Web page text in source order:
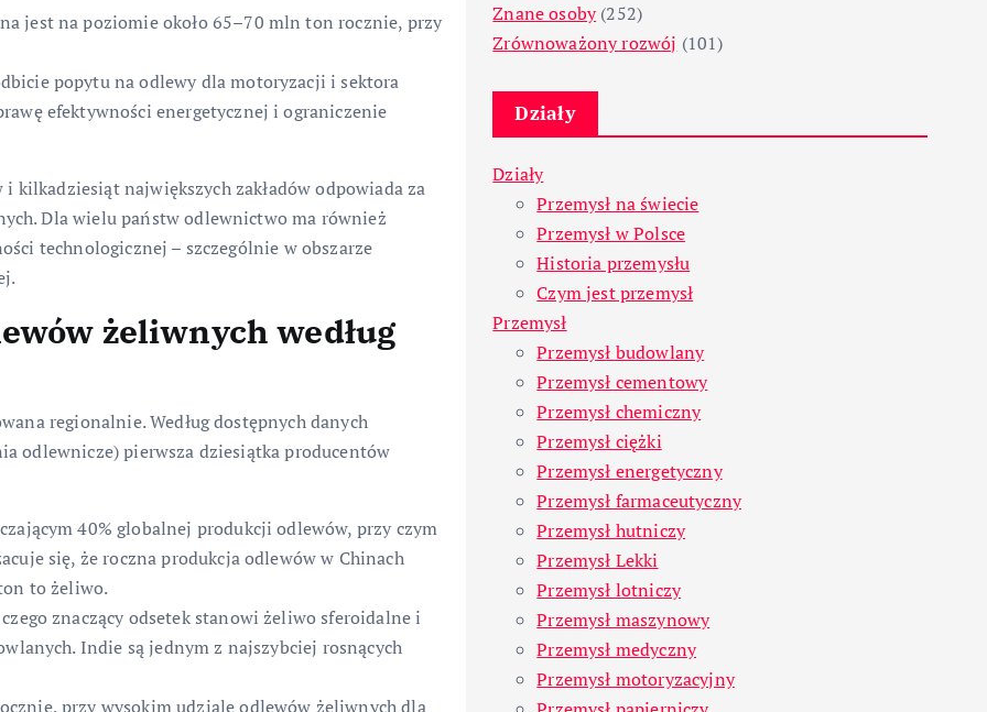
jest na poziomie około 65–70 mln ton rocznie, przy
popytu na odlewy dla motoryzacji i sektora
efektywności energetycznej i ograniczenie
kilkadziesiąt największych zakładów odpowiada za
Dla wielu państw odlewnictwo ma również
technologicznej – szczególnie w obszarze
żeliwnych według
regionalnie. Według dostępnych danych
odlewnicze) pierwsza dziesiątka producentów
40% globalnej produkcji odlewów, przy czym
się, że roczna produkcja odlewów w Chinach
to żeliwo.
znaczący odsetek stanowi żeliwo sferoidalne i
Indie są jednym z najszybciej rosnących
przy wysokim udziale odlewów żeliwnych dla
Znane osoby(252)
Zrównoważony rozwój (101)
Działy
Działy
Przemysł na świecie
Przemysł w Polsce
Historia przemysłu
Czym jest przemysł
Przemysł
Przemysł budowlany
Przemysł cementowy
Przemysł chemiczny
Przemysł ciężki
Przemysł energetyczny
Przemysł farmaceutyczny
Przemysł hutniczy
Przemysł Lekki
Przemysł lotniczy
Przemysł maszynowy
Przemysł medyczny
Przemysł motoryzacyjny